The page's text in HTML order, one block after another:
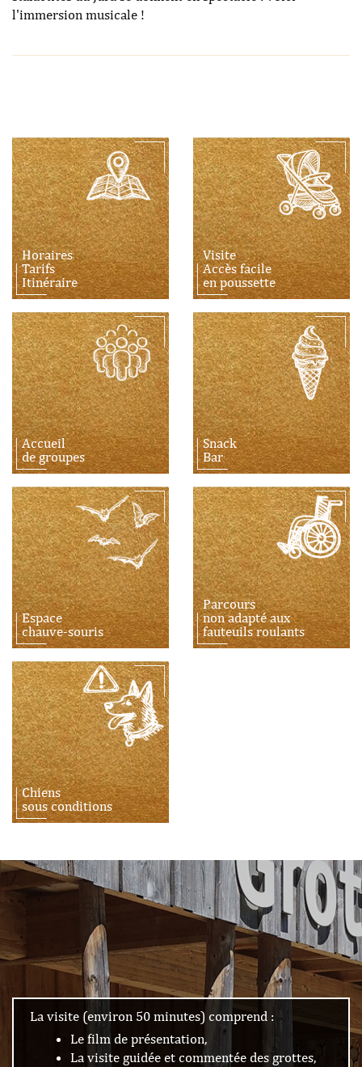
l'immersion musicale !
Horaires
Tarifs
Itinéraire
Visite
Accès facile
en poussette
Accueil
de groupes
Snack
Bar
Espace
chauve-souris
Parcours
non adapté aux
fauteuils roulants
Chiens
sous conditions
La visite (environ 50 minutes) comprend :
Le film de présentation,
La visite guidée et commentée des grottes,